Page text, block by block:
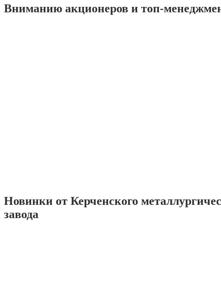
Вниманию акционеров и топ-
Новинки от Керченского
завода